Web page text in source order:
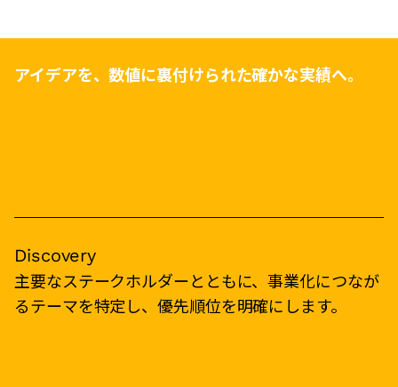
アイデアを、数値に裏付けられた確かな実績へ。
Discovery
主要なステークホルダーとともに、事業化につなが
るテーマを特定し、優先順位を明確にします。